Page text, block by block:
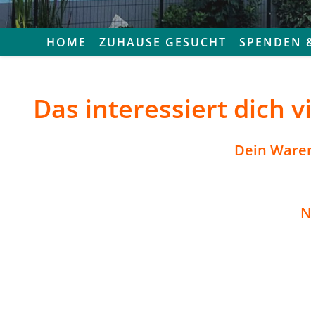
HOME ZUHAUSE GESUCHT SPENDEN
Das interessiert dich
Dein